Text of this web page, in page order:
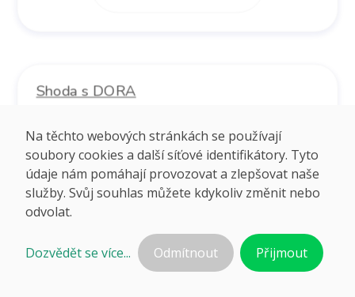
Shoda s DORA
Co je testování digitální odolnosti?
Co je Threat Intelligence
Na těchto webových stránkách se používají
soubory cookies a další síťové identifikátory. Tyto
údaje nám pomáhají provozovat a zlepšovat naše
služby. Svůj souhlas můžete kdykoliv změnit nebo
odvolat.
Dozvědět se více... Odmítnout Přijmout